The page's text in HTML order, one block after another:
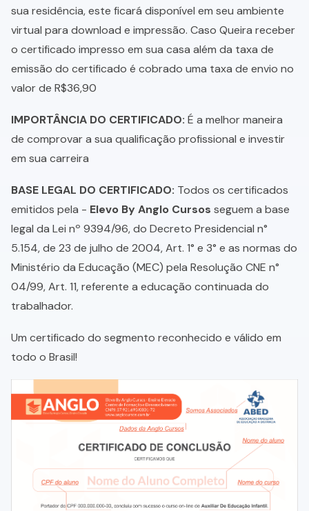
sua residência, este ficará disponível em seu ambiente
virtual para download e impressão. Caso Queira receber
o certificado impresso em sua casa além da taxa de
emissão do certificado é cobrado uma taxa de envio no
valor de R$36,90
IMPORTÂNCIA DO CERTIFICADO: É a melhor maneira
de comprovar a sua qualificação profissional e investir
em sua carreira
BASE LEGAL DO CERTIFICADO: Todos os certificados
emitidos pela - Elevo By Anglo Cursos seguem a base
legal da Lei nº 9394/96, do Decreto Presidencial n°
5.154, de 23 de julho de 2004, Art. 1° e 3° e as normas do
Ministério da Educação (MEC) pela Resolução CNE n°
04/99, Art. 11, referente a educação continuada do
trabalhador.
Um certificado do segmento reconhecido e válido em
todo o Brasil!